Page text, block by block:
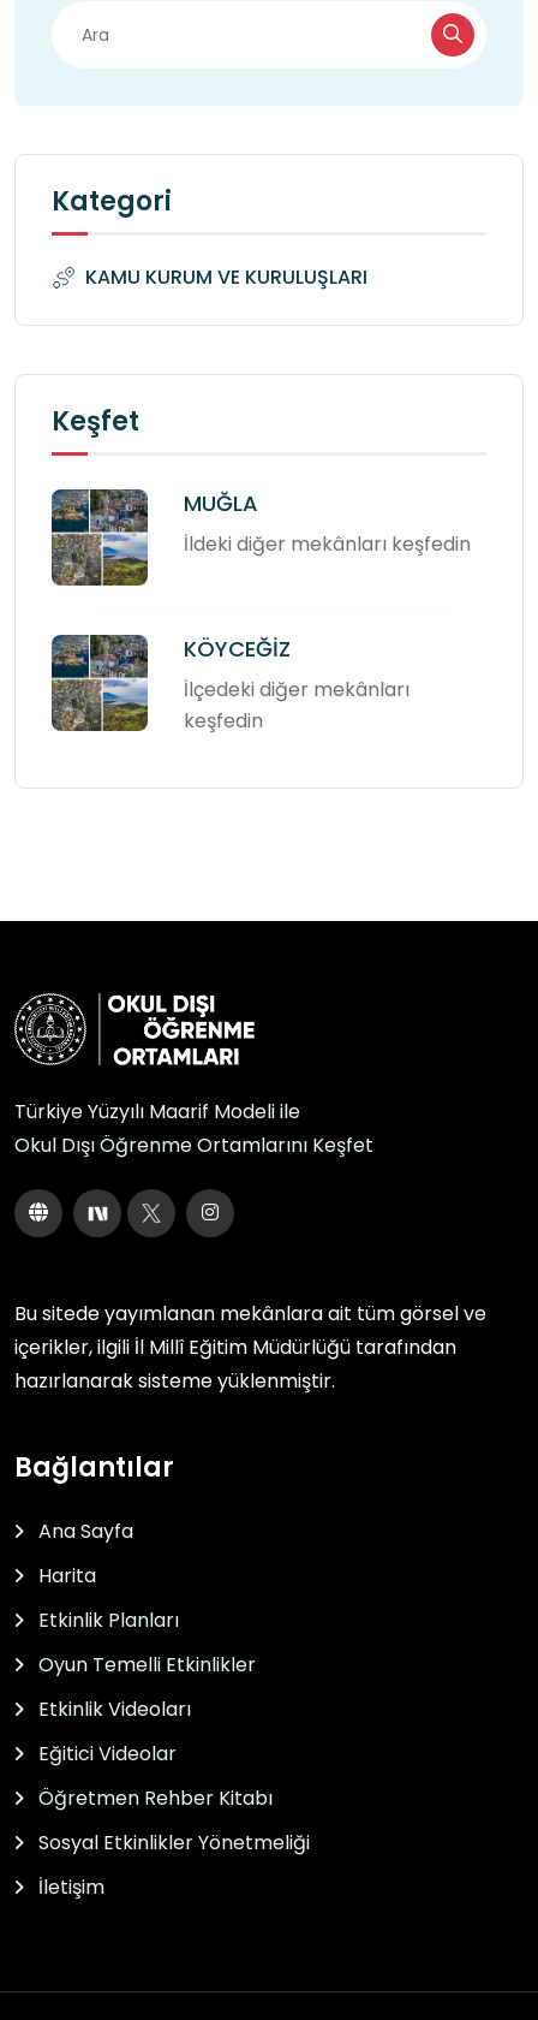
Kategori
KAMU KURUM VE KURULUŞLARI
Keşfet
MUĞLA
İldeki diğer mekânları keşfedin
KÖYCEĞİZ
İlçedeki diğer mekânları
keşfedin
Türkiye Yüzyılı Maarif Modeli ile
Okul Dışı Öğrenme Ortamlarını Keşfet
Bu sitede yayımlanan mekânlara ait tüm görsel ve
içerikler, ilgili İl Millî Eğitim Müdürlüğü tarafından
hazırlanarak sisteme yüklenmiştir.
Bağlantılar
Ana Sayfa
Harita
Etkinlik Planları
Oyun Temelli Etkinlikler
Etkinlik Videoları
Eğitici Videolar
Öğretmen Rehber Kitabı
Sosyal Etkinlikler Yönetmeliği
İletişim